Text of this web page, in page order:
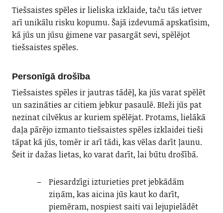
Tiešsaistes spēles ir lieliska izklaide, taču tās ietver
arī unikālu risku kopumu. Šajā izdevumā apskatīsim,
kā jūs un jūsu ģimene var pasargāt sevi, spēlējot
tiešsaistes spēles.
Personīgā drošība
Tiešsaistes spēles ir jautras tādēļ, ka jūs varat spēlēt
un sazināties ar citiem jebkur pasaulē. BIeži jūs pat
nezinat cilvēkus ar kuriem spēlējat. Protams, lielākā
daļa pārējo izmanto tiešsaistes spēles izklaidei tieši
tāpat kā jūs, tomēr ir arī tādi, kas vēlas darīt ļaunu.
Šeit ir dažas lietas, ko varat darīt, lai būtu drošībā.
Piesardzīgi izturieties pret jebkādām
ziņām, kas aicina jūs kaut ko darīt,
piemēram, nospiest saiti vai lejupielādēt